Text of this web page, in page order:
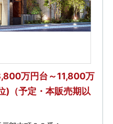
万円台～11,800万
)（予定・本販売期以